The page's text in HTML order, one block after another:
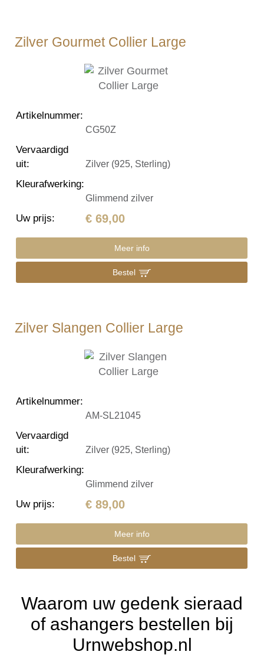
Zilver Gourmet Collier Large
Artikelnummer:
CG50Z
Vervaardigd
uit: Zilver (925, Sterling)
Kleurafwerking:
Glimmend zilver
Uw prijs: € 69,00
Meer info
Bestel
Zilver Slangen Collier Large
Artikelnummer:
AM-SL21045
Vervaardigd
uit: Zilver (925, Sterling)
Kleurafwerking:
Glimmend zilver
Uw prijs: € 89,00
Meer info
Bestel
Waarom uw gedenk sieraad
of ashangers bestellen bij
Urnwebshop.nl